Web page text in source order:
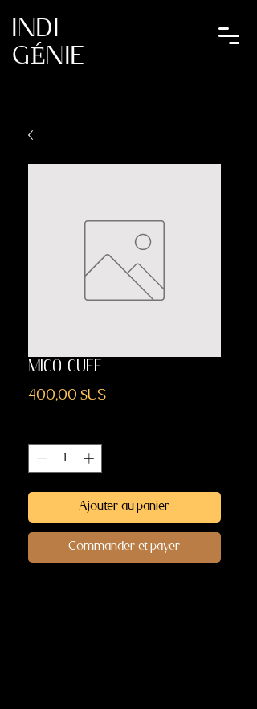
INDI
GÉNIE
MICO CUFF
400,00 $USPrix
Ajouter au panier
Commander et payer